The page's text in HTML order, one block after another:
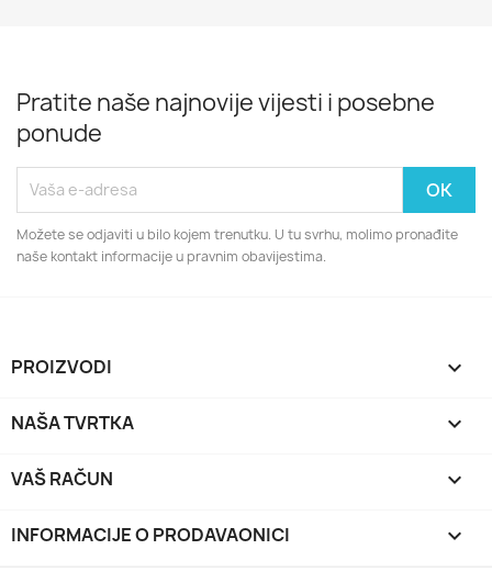
Pratite naše najnovije vijesti i posebne
ponude
Možete se odjaviti u bilo kojem trenutku. U tu svrhu, molimo pronađite
naše kontakt informacije u pravnim obavijestima.
PROIZVODI 
NAŠA TVRTKA 
VAŠ RAČUN 
INFORMACIJE O PRODAVAONICI keyboard_arrow_down